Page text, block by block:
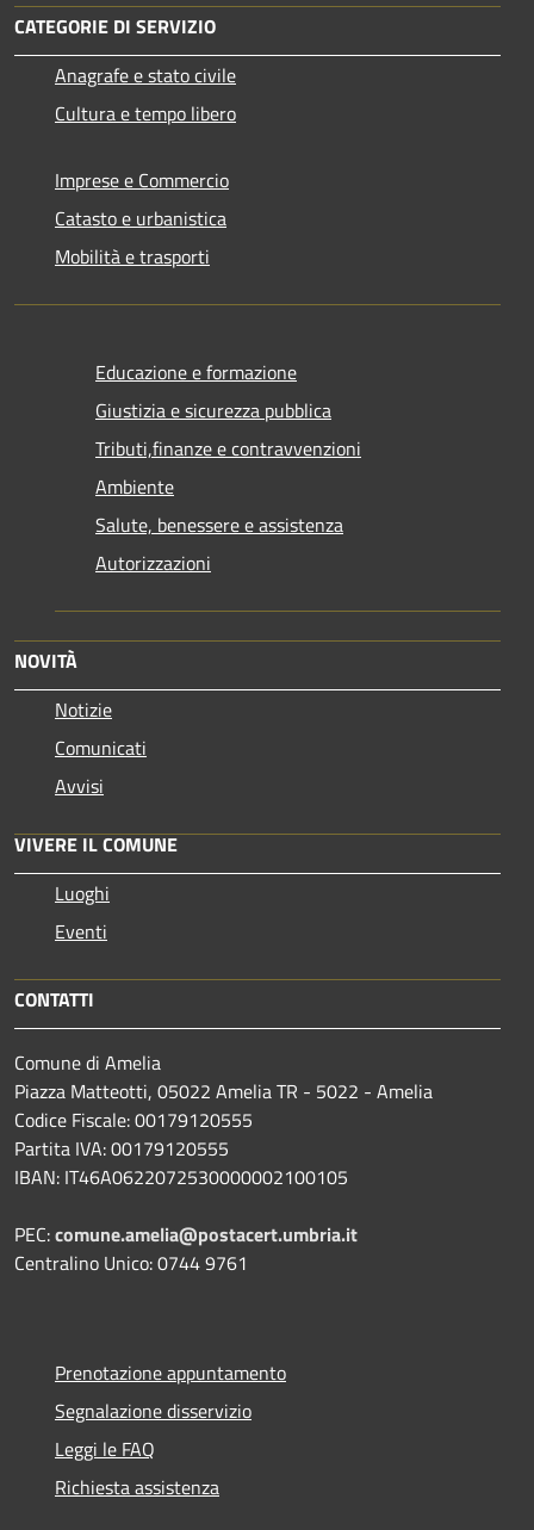
CATEGORIE DI SERVIZIO
Anagrafe e stato civile
Cultura e tempo libero
Imprese e Commercio
Catasto e urbanistica
Mobilità e trasporti
Educazione e formazione
Giustizia e sicurezza pubblica
Tributi,finanze e contravvenzioni
Ambiente
Salute, benessere e assistenza
Autorizzazioni
NOVITÀ
Notizie
Comunicati
Avvisi
VIVERE IL COMUNE
Luoghi
Eventi
CONTATTI
Comune di Amelia
Piazza Matteotti, 05022 Amelia TR - 5022 - Amelia
Codice Fiscale: 00179120555
Partita IVA: 00179120555
IBAN: IT46A0622072530000002100105
PEC:comune.amelia@postacert.umbria.it
Centralino Unico: 0744 9761
Prenotazione appuntamento
Segnalazione disservizio
Leggi le FAQ
Richiesta assistenza